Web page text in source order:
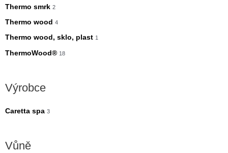
Thermo smrk 2
Thermo wood 4
Thermo wood, sklo, plast 1
ThermoWood® 18
Výrobce
Caretta spa 3
Vůně